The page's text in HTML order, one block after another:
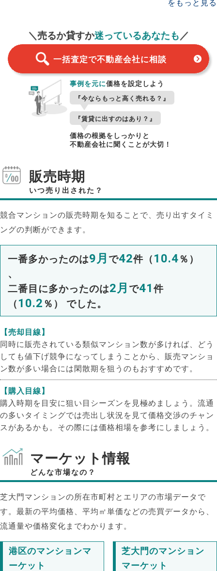
をもっと見る
＼売るか貸すか迷っているあなたも／
一括査定で不動産会社に相談
事例を元に価格を設定しよう
『今ならもっと高く売れる？』
『賃貸に出すのはあり？』
価格の根拠をしっかりと
不動産会社に聞くことが大切！
販売時期
いつ売り出された？
競合マンションの販売時期を知ることで、売り出すタイミ
ングの判断ができます。
一番多かったのは9月 で42件（ 10.4 ％）
、
二番目に多かったのは2月 で41 件
（ 10.2 ％） でした。
【売却目線】
同時に販売されている類似マンション数が多ければ、どう
しても値下げ競争になってしまうことから、販売マンショ
ン数が多い場合には閑散期を狙うのもおすすめです。
【購入目線】
購入時期を目安に狙い目シーズンを見極めましょう。流通
の多いタイミングでは売出し状況を見て価格交渉のチャン
スがあるかも。その際には価格相場を参考にしましょう。
マーケット情報
どんな市場なの？
芝大門マンションの所在市町村とエリアの市場データで
す。最新の平均価格、平均㎡単価などの売買データから、
流通量や価格変化までわかります。
港区のマンションマ
ーケット
芝大門のマンション
マーケット